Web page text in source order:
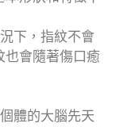
下，指紋不會
也會隨著傷口癒
體的大腦先天